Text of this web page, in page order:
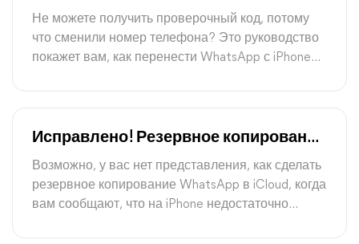
без проверочного кода
Не можете получить проверочный код, потому
что сменили номер телефона? Это руководство
покажет вам, как перенести WhatsApp с iPhone
Исправлено! Резервное копирование
WhatsApp: недостаточно места на
iPhone
Возможно, у вас нет представления, как сделать
резервное копирование WhatsApp в iCloud, когда
вам сообщают, что на iPhone недостаточно